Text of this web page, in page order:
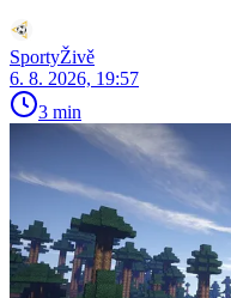
SportyŽivě
6. 8. 2026, 19:57
3 min